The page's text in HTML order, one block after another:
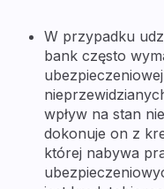
W przypadku
bank często
wpływ na stan
dokonuje on z
której nabywa